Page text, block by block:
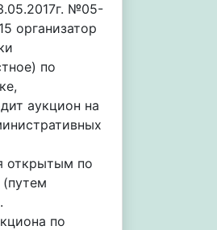
№05-
организатор
по
аукцион на
открытым по
по